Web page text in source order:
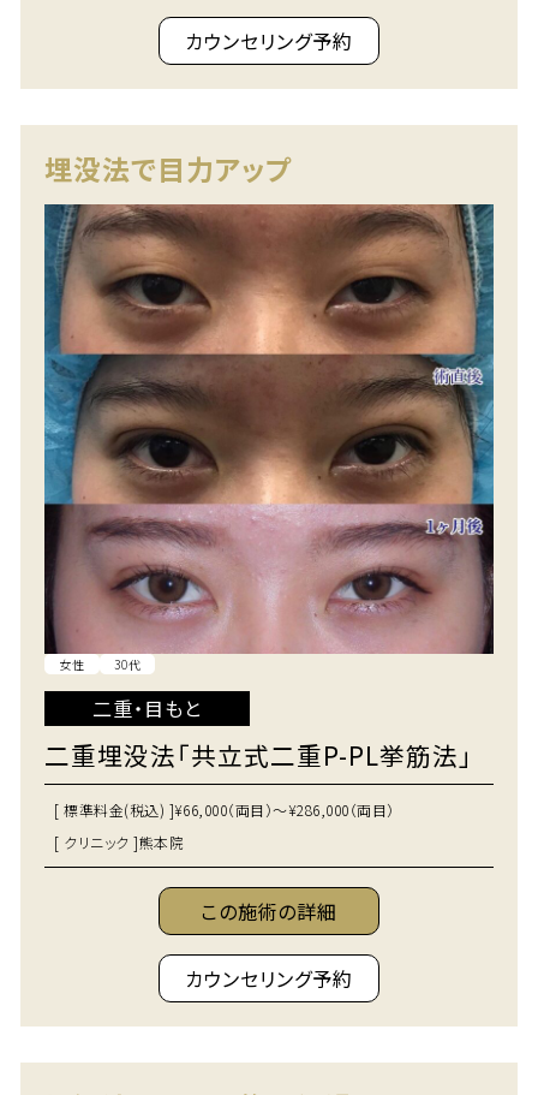
カウンセリング予約
埋没法で目力アップ
女性 30代
二重・目もと
二重埋没法「共立式二重P-PL挙筋法」
[ 標準料金(税込) ]¥66,000（両目）～¥286,000（両目）
[ クリニック ]熊本院
この施術の詳細
カウンセリング予約